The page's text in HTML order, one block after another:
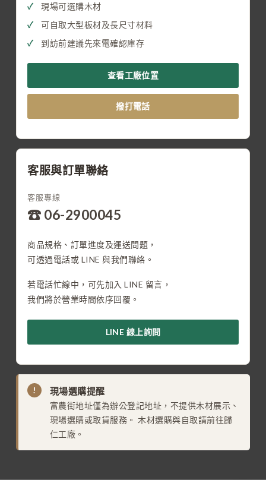
現場可選購木材
可自取大型板材及長尺寸材料
到訪前建議先來電確認庫存
查看工廠位置
撥打電話
客服與訂單聯絡
客服專線
☎ 06-2900045
商品規格、訂單進度及運送問題，
可透過電話或 LINE 與我們聯絡。
若電話忙線中，可先加入 LINE 留言，
我們將於營業時間依序回覆。
LINE 線上詢問
! 現場選購提醒
富農街地址僅為辦公登記地址，不提供木材展示、
現場選購或取貨服務。 木材選購與自取請前往歸
仁工廠。